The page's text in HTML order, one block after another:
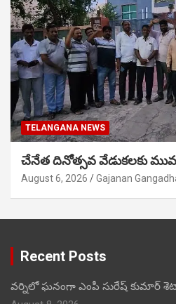
TELANGANA NEWS
చేనేత దినోత్సవ వేడుకలకు
August 6, 2026 Gajanan
Recent Posts
వర్నిలో ఘనంగా ఎంపీ సురేష్ కుమార్